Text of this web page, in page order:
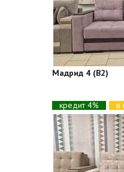
Мадрид 4 (В2)
кредит 4%
в